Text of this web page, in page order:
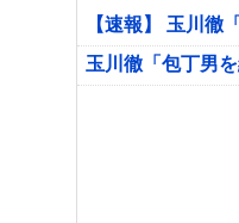
【速報】 玉川徹
玉川徹「包丁男